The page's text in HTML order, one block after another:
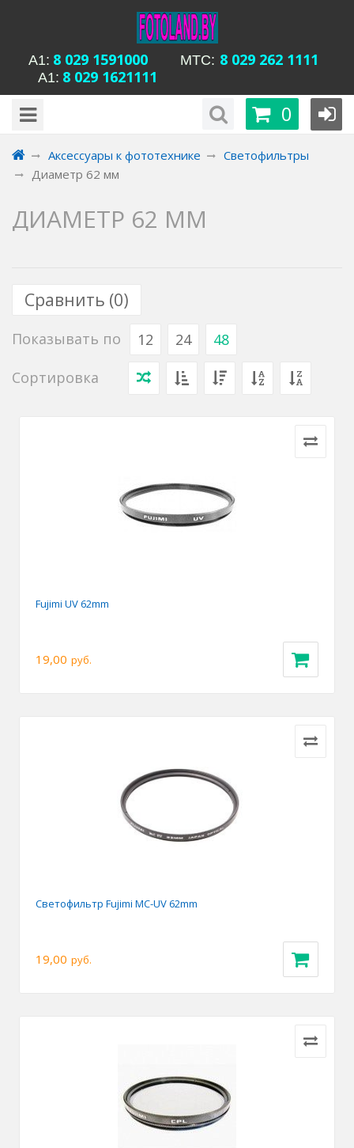
А1: 8 029 1591000 MTC: 8 029 262 1111
А1: 8 029 1621111
Время работы магазина Уманская 54:будни с 15-00 до
20-00, сб с 13-00 до 18-00, вс вых
0
Аксессуары к фототехнике
Светофильтры
Диаметр 62 мм
ДИАМЕТР 62 ММ
Сравнить (0)
Показывать по 12 24 48
Сортировка
Fujimi UV 62mm
19,00 руб.
Светофильтр Fujimi MC-UV 62mm
19,00 руб.